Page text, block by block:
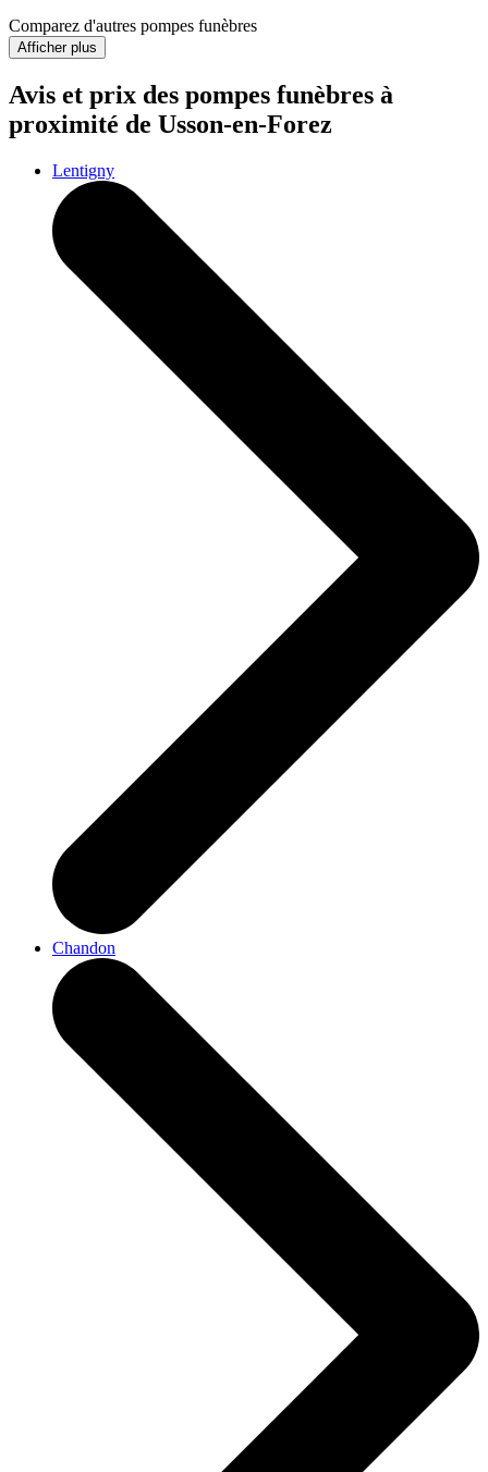
Comparez d'autres pompes funèbres
Afficher plus
Avis et prix des pompes funèbres à
proximité de Usson-en-Forez
Lentigny
Chandon